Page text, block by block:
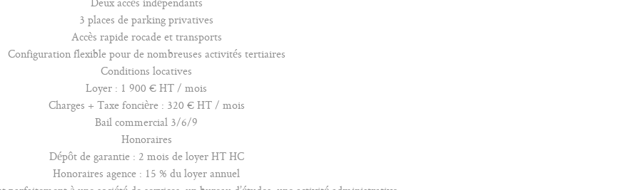
3 places de parking privatives
Accès rapide rocade et transports
Configuration flexible pour de nombreuses activités tertiaires
Conditions locatives
Loyer : 1 900 € HT / mois
Charges + Taxe foncière : 320 € HT / mois
Bail commercial 3/6/9
Honoraires
Dépôt de garantie : 2 mois de loyer HT HC
Honoraires agence : 15 % du loyer annuel